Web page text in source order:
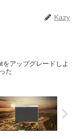
Kazy
アップグレードしよ
た